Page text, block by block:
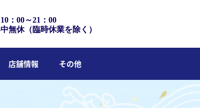
：00～21：00
無休（臨時休業を除く）
店舗情報 その他